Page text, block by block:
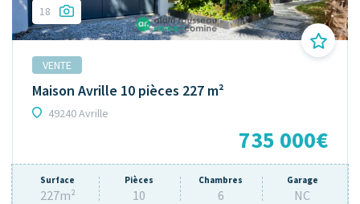
18
VENTE
Maison Avrille 10 pièces 227 m²
49240 Avrille
735 000€
Surface
227m²
Pièces
10
Chambres
6
Garage
NC